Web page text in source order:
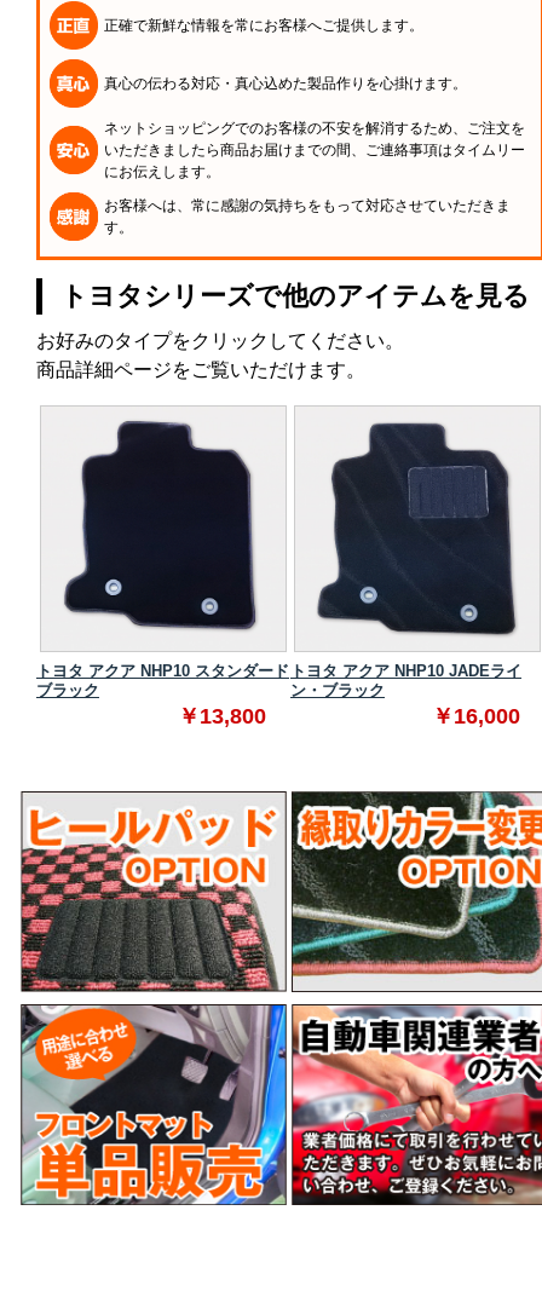
正確で新鮮な情報を常にお客様へご提供します。
真心の伝わる対応・真心込めた製品作りを心掛けます。
ネットショッピングでのお客様の不安を解消するため、ご注文を
いただきましたら商品お届けまでの間、ご連絡事項はタイムリー
にお伝えします。
お客様へは、常に感謝の気持ちをもって対応させていただきま
す。
トヨタシリーズで他のアイテムを見る
お好みのタイプをクリックしてください。
商品詳細ページをご覧いただけます。
トヨタ アクア NHP10 スタンダード
ブラック
￥13,800
トヨタ アクア NHP10 JADEライ
ン・ブラック
￥16,000